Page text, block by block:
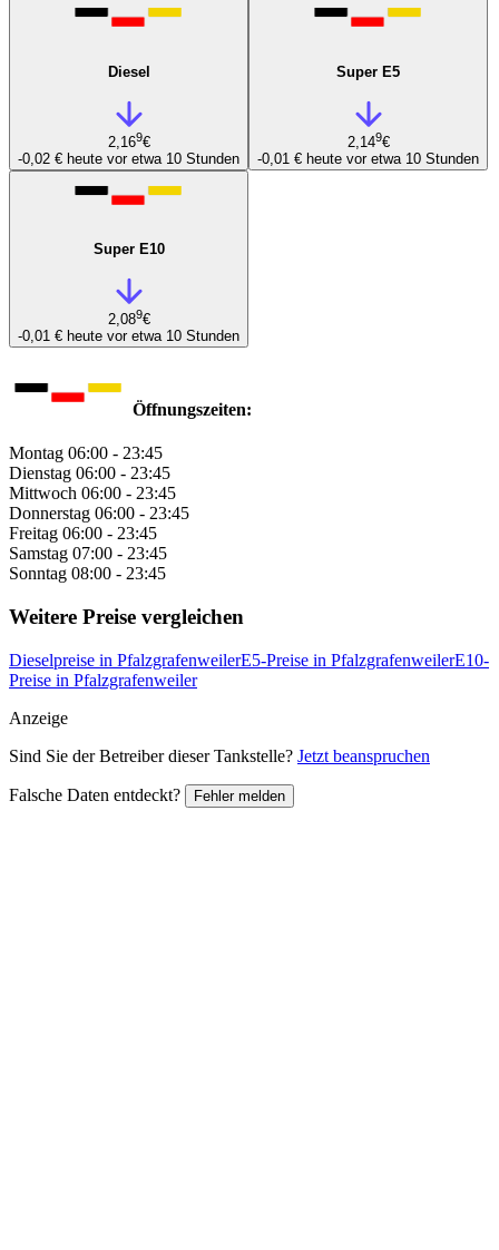
Diesel
2,169€
-0,02 € heute vor etwa 10 Stunden
Super E5
2,149€
-0,01 € heute vor etwa 10 Stunden
Super E10
2,089€
-0,01 € heute vor etwa 10 Stunden
Öffnungszeiten:
Montag 06:00 - 23:45
Dienstag 06:00 - 23:45
Mittwoch 06:00 - 23:45
Donnerstag 06:00 - 23:45
Freitag 06:00 - 23:45
Samstag 07:00 - 23:45
Sonntag 08:00 - 23:45
Weitere Preise vergleichen
Dieselpreise in PfalzgrafenweilerE5-Preise in PfalzgrafenweilerE10-
Preise in Pfalzgrafenweiler
Anzeige
Sind Sie der Betreiber dieser Tankstelle? Jetzt beanspruchen
Falsche Daten entdeckt? Fehler melden